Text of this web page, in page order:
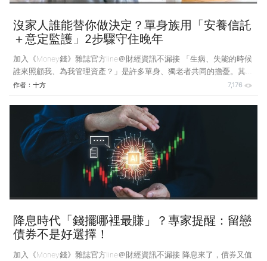
沒家人誰能替你做決定？單身族用「安養信託
＋意定監護」2步驟守住晚年
加入《Money錢》雜誌官方line＠財經資訊不漏接 「生病、失能的時候
誰來照顧我、為我管理資產？」是許多單身、獨老者共同的擔憂。其實
只要及早做好2件事，即使沒有親人陪伴，也能活得安穩、走得從容。
阿智是我的讀者，今年52歲，住在高雄。他的爸爸是老兵，70歲中
風，臥床20年。那時候媽媽每天推著輪椅餵飯、洗澡、翻身。爸爸走
後，媽媽也累垮了，70歲開始失智，阿智只好從台北回家，當超商店
長，一邊顧店，一邊照顧媽媽。 阿智的哥哥10年前出車禍、中風，靠
大嫂當清潔員支撐生活；他的姊姊早就失聯10多年。阿智成了家裡最後
一個「能動的人」。但他沒有成家，也不敢結婚，坦
作者： 十方 7,176
降息時代「錢擺哪裡最賺」？專家提醒：留戀
債券不是好選擇！
加入《Money錢》雜誌官方line＠財經資訊不漏接 降息來了，債券又值